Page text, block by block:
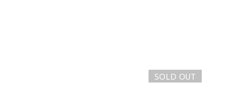
SOLD OUT